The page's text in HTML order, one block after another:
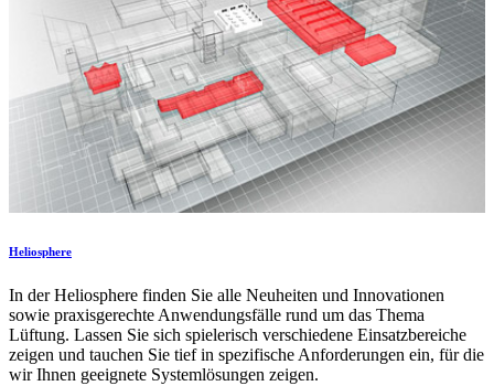
Heliosphere
In der Heliosphere finden Sie alle Neuheiten und Innovationen
sowie praxisgerechte Anwendungsfälle rund um das Thema
Lüftung. Lassen Sie sich spielerisch verschiedene Einsatzbereiche
zeigen und tauchen Sie tief in spezifische Anforderungen ein, für die
wir Ihnen geeignete Systemlösungen zeigen.